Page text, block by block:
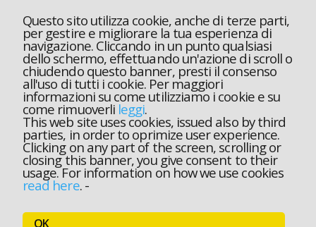
Questo sito utilizza cookie, anche di terze parti,
per gestire e migliorare la tua esperienza di
navigazione. Cliccando in un punto qualsiasi
dello schermo, effettuando un'azione di scroll o
chiudendo questo banner, presti il consenso
all'uso di tutti i cookie. Per maggiori
informazioni su come utilizziamo i cookie e su
come rimuoverli leggi.
This web site uses cookies, issued also by third
parties, in order to oprimize user experience.
Clicking on any part of the screen, scrolling or
closing this banner, you give consent to their
usage. For information on how we use cookies
read here.-
OK